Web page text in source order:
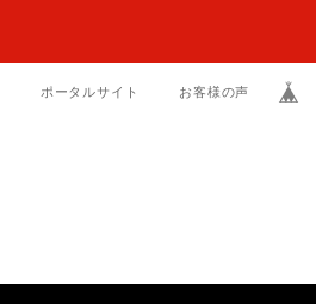
ポータルサイト お客様の声